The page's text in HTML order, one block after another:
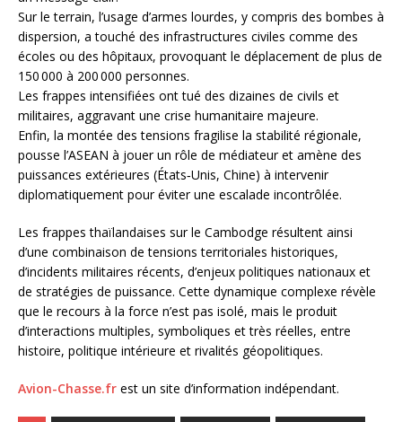
Sur le terrain, l’usage d’armes lourdes, y compris des bombes à
dispersion, a touché des infrastructures civiles comme des
écoles ou des hôpitaux, provoquant le déplacement de plus de
150 000 à 200 000 personnes.
Les frappes intensifiées ont tué des dizaines de civils et
militaires, aggravant une crise humanitaire majeure.
Enfin, la montée des tensions fragilise la stabilité régionale,
pousse l’ASEAN à jouer un rôle de médiateur et amène des
puissances extérieures (États‑Unis, Chine) à intervenir
diplomatiquement pour éviter une escalade incontrôlée.
Les frappes thaïlandaises sur le Cambodge résultent ainsi
d’une combinaison de tensions territoriales historiques,
d’incidents militaires récents, d’enjeux politiques nationaux et
de stratégies de puissance. Cette dynamique complexe révèle
que le recours à la force n’est pas isolé, mais le produit
d’interactions multiples, symboliques et très réelles, entre
histoire, politique intérieure et rivalités géopolitiques.
Avion-Chasse.fr est un site d’information indépendant.